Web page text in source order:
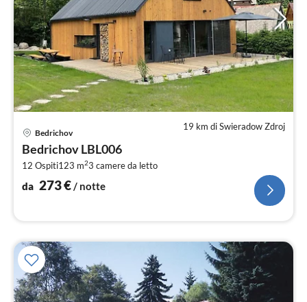
19 km di Swieradow Zdroj
Bedrichov
Bedrichov LBL006
12 Ospiti123 m23 camere da letto
da 273€/ notte